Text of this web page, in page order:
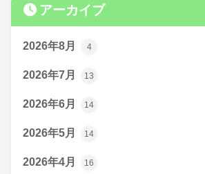
アーカイブ
2026年8月 4
2026年7月 13
2026年6月 14
2026年5月 14
2026年4月 16